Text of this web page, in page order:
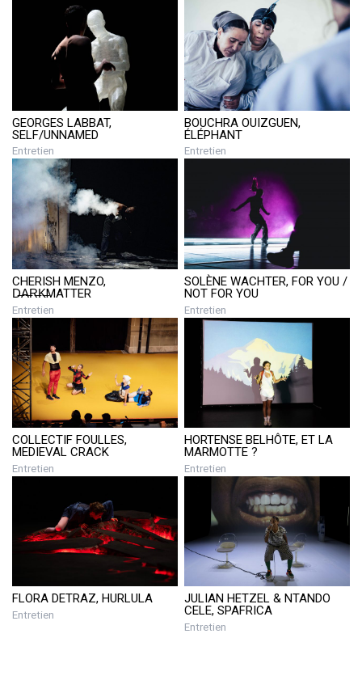
GEORGES LABBAT,
SELF/UNNAMED
Entretien
BOUCHRA OUIZGUEN,
ÉLÉPHANT
Entretien
CHERISH MENZO,
D̶A̶R̶K̶MATTER
Entretien
SOLÈNE WACHTER, FOR YOU /
NOT FOR YOU
Entretien
COLLECTIF FOULLES,
MEDIEVAL CRACK
Entretien
HORTENSE BELHÔTE, ET LA
MARMOTTE ?
Entretien
FLORA DETRAZ, HURLULA
Entretien
JULIAN HETZEL & NTANDO
CELE, SPAFRICA
Entretien